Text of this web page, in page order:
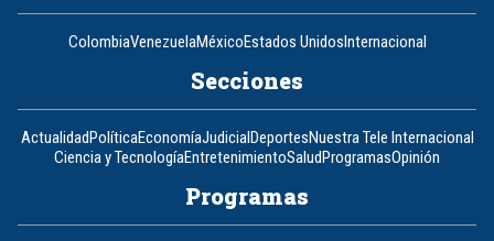
ColombiaVenezuelaMéxicoEstados UnidosInternacional
Secciones
ActualidadPolíticaEconomíaJudicialDeportesNuestra Tele Internacional
Ciencia y TecnologíaEntretenimientoSaludProgramasOpinión
Programas